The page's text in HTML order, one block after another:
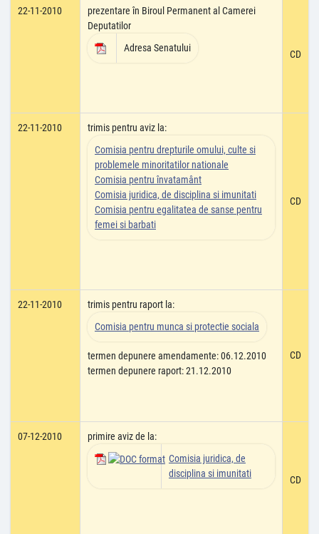
22-11-2010
prezentare în Biroul Permanent al Camerei
Deputatilor
Adresa Senatului
CD
22-11-2010
trimis pentru aviz la:
Comisia pentru drepturile omului, culte si
problemele minoritatilor nationale
Comisia pentru învatamânt
Comisia juridica, de disciplina si imunitati
Comisia pentru egalitatea de sanse pentru
femei si barbati
CD
22-11-2010
trimis pentru raport la:
Comisia pentru munca si protectie sociala
termen depunere amendamente: 06.12.2010
termen depunere raport: 21.12.2010
CD
07-12-2010
primire aviz de la:
Comisia juridica, de
disciplina si imunitati
CD